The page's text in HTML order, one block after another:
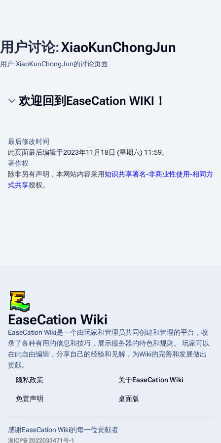
用户讨论:XiaoKunChongJun
用户:XiaoKunChongJun的讨论页面
欢迎回到EaseCation WIKI！
最后修改时间
此页面最后编辑于2023年11月18日 (星期六) 11:59。
著作权
除非另有声明，本网站内容采用知识共享署名-非商业性使用-相同方
式共享授权。
EaseCation Wiki
EaseCation Wiki是一个由玩家和管理员共同创建和管理的平台，收
录了各种有用的信息和技巧，展示服务器的特色和规则。 玩家可以
在此自由编辑，分享自己的经验和见解，为Wiki的完善和发展做出
贡献。
隐私政策
关于EaseCation Wiki
免责声明 桌面版
感谢EaseCation Wiki的每一位贡献者
浙ICP备2022033471号-1